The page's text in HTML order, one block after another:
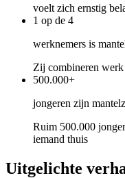
voelt zich ernstig
1 op de 4
werknemers is
Zij combineren
500.000+
jongeren zijn
Ruim 500.000
iemand thuis
Uitgelichte